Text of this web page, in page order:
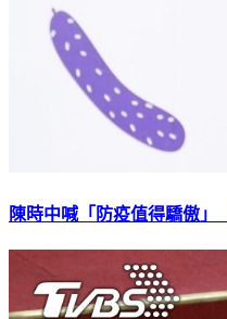
陳時中喊「防疫值得驕傲